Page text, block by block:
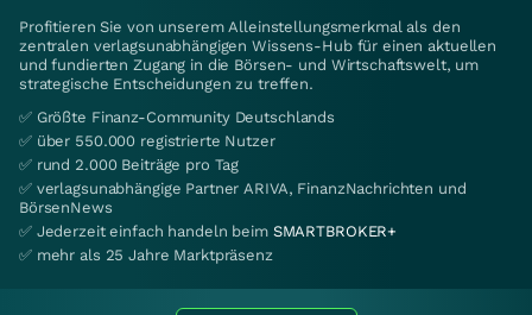
Profitieren Sie von unserem Alleinstellungsmerkmal als den
zentralen verlagsunabhängigen Wissens-Hub für einen aktuellen
und fundierten Zugang in die Börsen- und Wirtschaftswelt, um
strategische Entscheidungen zu treffen.
✅ Größte Finanz-Community Deutschlands
✅ über 550.000 registrierte Nutzer
✅ rund 2.000 Beiträge pro Tag
✅ verlagsunabhängige Partner ARIVA, FinanzNachrichten und
BörsenNews
✅ Jederzeit einfach handeln beim SMARTBROKER+
✅ mehr als 25 Jahre Marktpräsenz